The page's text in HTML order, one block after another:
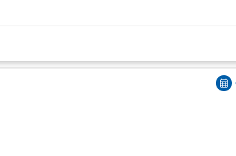
Dbanie o wysoką jakość obsługi. Monitorowanie